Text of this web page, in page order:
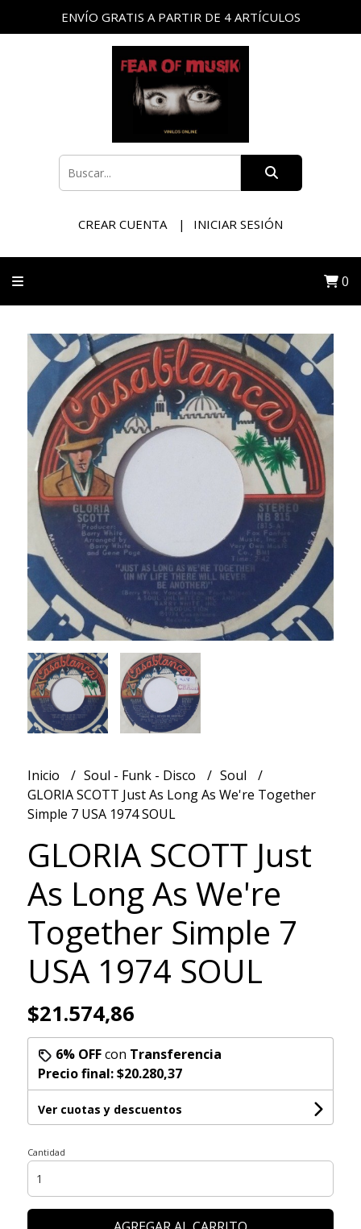
ENVÍO GRATIS A PARTIR DE 4 ARTÍCULOS
CREAR CUENTA INICIAR SESIÓN
0
Inicio Soul - Funk - Disco
Soul
GLORIA SCOTT Just As Long As We're Together
Simple 7 USA 1974 SOUL
GLORIA SCOTT Just
As Long As We're
Together Simple 7
USA 1974 SOUL
$21.574,86
6% OFFcon Transferencia
Precio final:$20.280,37
Ver cuotas y descuentos
Cantidad